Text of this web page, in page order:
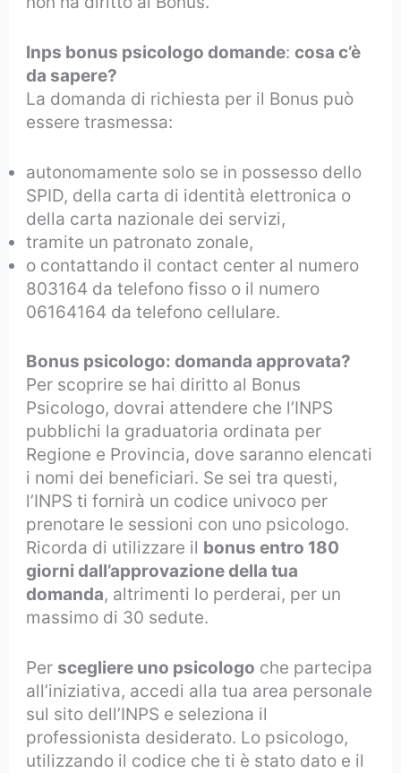
Inps bonus psicologo domande:cosa c’è
da sapere?
La domanda di richiesta per il Bonus può
essere trasmessa:
autonomamente solo se in possesso dello
SPID, della carta di identità elettronica o
della carta nazionale dei servizi,
tramite un patronato zonale,
o contattando il contact center al numero
803164 da telefono fisso o il numero
06164164 da telefono cellulare.
Bonus psicologo: domanda approvata?
Per scoprire se hai diritto al Bonus
Psicologo, dovrai attendere che l’INPS
pubblichi la graduatoria ordinata per
Regione e Provincia, dove saranno elencati
i nomi dei beneficiari. Se sei tra questi,
l’INPS ti fornirà un codice univoco per
prenotare le sessioni con uno psicologo.
Ricorda di utilizzare il bonus entro 180
giorni dall’approvazione della tua
domanda, altrimenti lo perderai, per un
massimo di 30 sedute.
Per scegliere uno psicologo che partecipa
all’iniziativa, accedi alla tua area personale
sul sito dell’INPS e seleziona il
professionista desiderato. Lo psicologo,
utilizzando il codice che ti è stato dato e il